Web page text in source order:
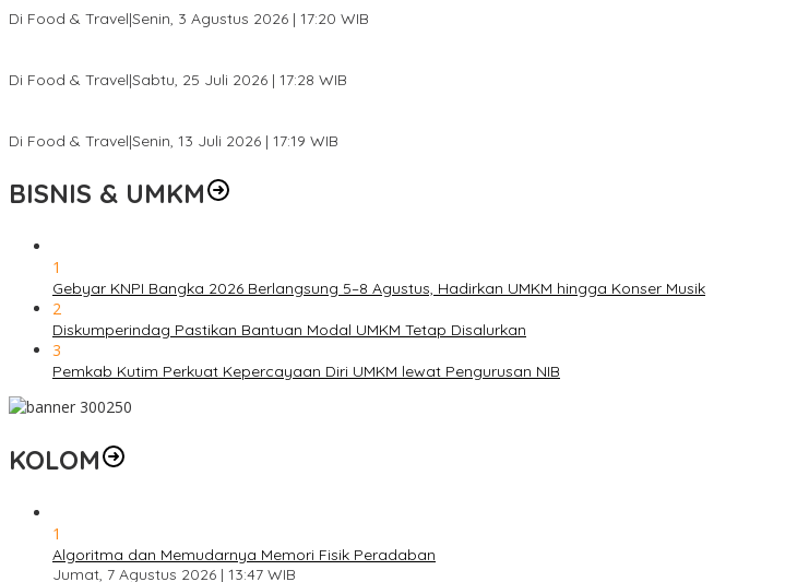
BISNIS & UMKM
1
Gebyar KNPI Bangka 2026 Berlangsung 5–8 Agustus, Hadirkan UMKM hingga Konser Musik
2
Diskumperindag Pastikan Bantuan Modal UMKM Tetap Disalurkan
3
Pemkab Kutim Perkuat Kepercayaan Diri UMKM lewat Pengurusan NIB
KOLOM
1
Algoritma dan Memudarnya Memori Fisik Peradaban
Jumat, 7 Agustus 2026 | 13:47 WIB